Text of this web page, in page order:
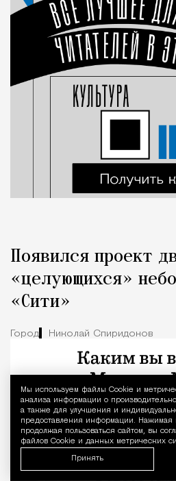
Мы используем файлы Сookie и
анализа информации о
а также для улучшения и
предоставления информации. Нажимая
продолжая пользоваться сайтом, вы
файлов Cookie и данных метрических
Принять
Появился проект
«целующихся»
«Сити»
Город Николай Спиридонов